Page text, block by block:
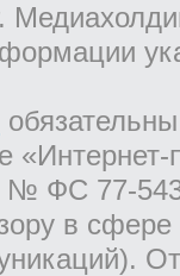
№ ФС 77-
в